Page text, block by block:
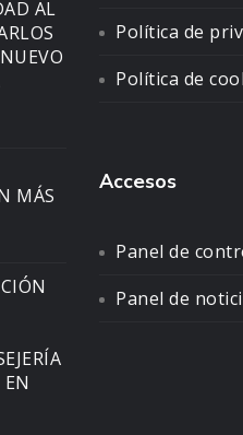
AL
MÁS
Política de
Política de
Accesos
Panel de
Panel de